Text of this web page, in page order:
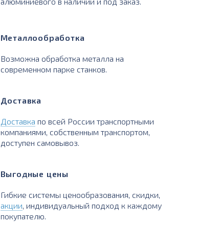
Металлообработка
Возможна обработка металла на
современном парке станков.
Доставка
Доставка по всей России транспортными
компаниями, собственным транспортом,
доступен самовывоз.
Выгодные цены
Гибкие системы ценообразования, скидки,
акции, индивидуальный подход к каждому
покупателю.